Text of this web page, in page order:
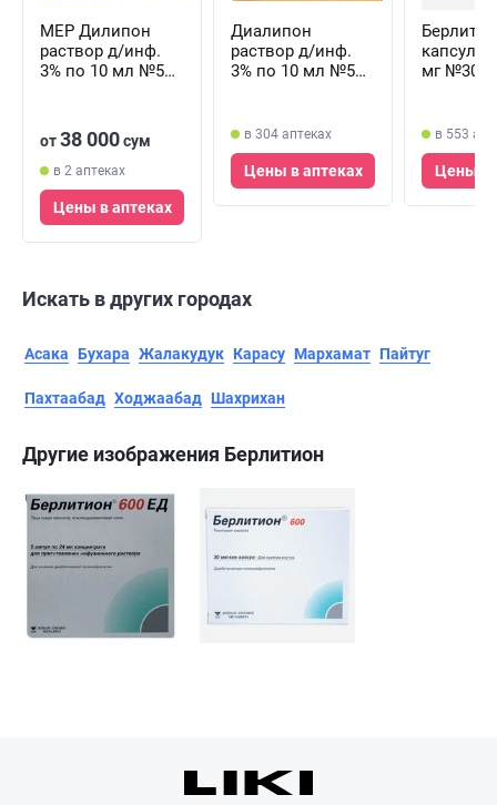
МЕР Дилипон
раствор д/инф.
3% по 10 мл №5
от38 000сум
в 2 аптеках
Цены в аптеках
Диалипон
раствор д/инф.
3% по 10 мл №5
в 304 аптеках
Цены в аптеках
капсулы
мг №30 (3
в 553
Цены в
Искать в других городах
Асака Бухара Жалакудук Карасу Мархамат Пайтуг
Пахтаабад Ходжаабад Шахрихан
Другие изображения Берлитион